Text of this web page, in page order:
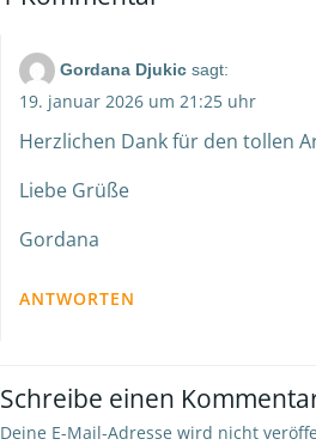
Gordana Djukic sagt:
19. januar 2026 um 21:25 uhr
Herzlichen Dank für den tollen
Liebe Grüße
Gordana
ANTWORTEN
Schreibe einen
Deine E-Mail-Adresse wird nicht